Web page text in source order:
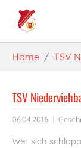
Home TSV
TSV
06.04.2016
Wer sich